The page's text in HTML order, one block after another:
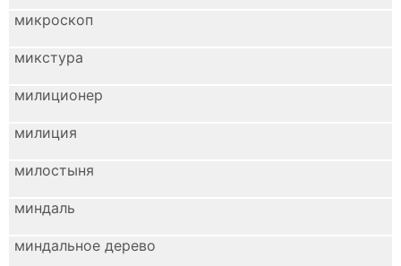
микроскоп
микстура
милиционер
милиция
милостыня
миндаль
миндальное дерево